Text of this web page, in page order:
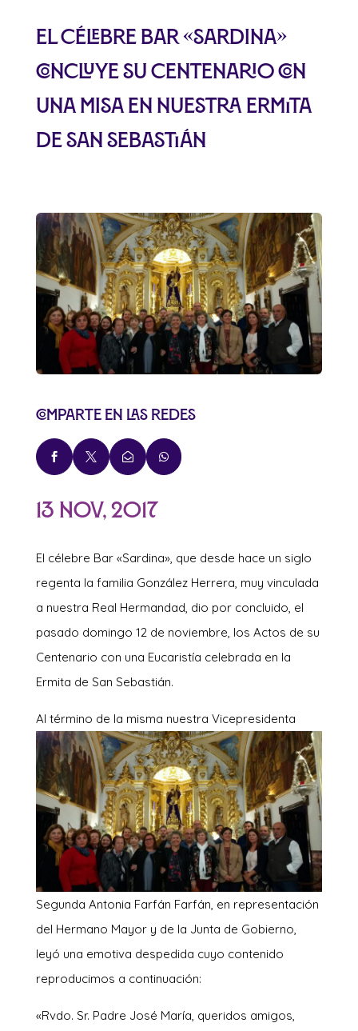
El célebre bar «sardina»
concluye su centenario con
una misa en nuestra ermita
de San Sebastián
Comparte en las redes
   
13 Nov, 2017
El célebre Bar «Sardina», que desde hace un siglo
regenta la familia González Herrera, muy vinculada
a nuestra Real Hermandad, dio por concluido, el
pasado domingo 12 de noviembre, los Actos de su
Centenario con una Eucaristía celebrada en la
Ermita de San Sebastián.
Al término de la misma nuestra Vicepresidenta
Segunda Antonia Farfán Farfán, en representación
del Hermano Mayor y de la Junta de Gobierno,
leyó una emotiva despedida cuyo contenido
reproducimos a continuación:
«Rvdo. Sr. Padre José María, queridos amigos,